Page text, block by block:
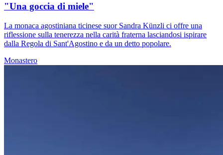
"Una goccia di miele"
La monaca agostiniana ticinese suor Sandra Künzli ci offre una
riflessione sulla tenerezza nella carità fraterna lasciandosi ispirare
dalla Regola di Sant'Agostino e da un detto popolare.
Monastero